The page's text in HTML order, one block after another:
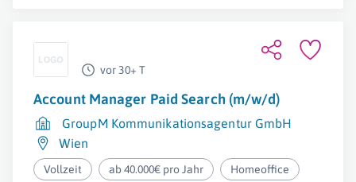
vor 30+ T
Account Manager Paid Search (m/w/d)
GroupM Kommunikationsagentur GmbH
Wien
Vollzeit ab 40.000€ pro Jahr Homeoffice